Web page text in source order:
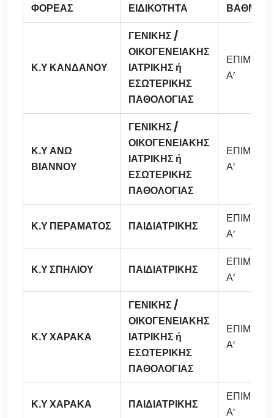
ΦΟΡΕΑΣ ΕΙΔΙΚΟΤΗΤΑ ΒΑΘΜΟΣ
Κ.Υ ΚΑΝΔΑΝΟΥ
ΓΕΝΙΚΗΣ /
ΟΙΚΟΓΕΝΕΙΑΚΗΣ
ΙΑΤΡΙΚΗΣ ή
ΕΣΩΤΕΡΙΚΗΣ
ΠΑΘΟΛΟΓΙΑΣ
Α’
Κ.Υ ΑΝΩ
ΒΙΑΝΝΟΥ
ΓΕΝΙΚΗΣ /
ΟΙΚΟΓΕΝΕΙΑΚΗΣ
ΙΑΤΡΙΚΗΣ ή
ΕΣΩΤΕΡΙΚΗΣ
ΠΑΘΟΛΟΓΙΑΣ
Α’
Κ.Υ ΠΕΡΑΜΑΤΟΣ ΠΑΙΔΙΑΤΡΙΚΗΣ
Α’
Κ.Υ ΣΠΗΛΙΟΥ ΠΑΙΔΙΑΤΡΙΚΗΣ
Α’
Κ.Υ ΧΑΡΑΚΑ
ΓΕΝΙΚΗΣ /
ΟΙΚΟΓΕΝΕΙΑΚΗΣ
ΙΑΤΡΙΚΗΣ ή
ΕΣΩΤΕΡΙΚΗΣ
ΠΑΘΟΛΟΓΙΑΣ
Α’
Κ.Υ ΧΑΡΑΚΑ ΠΑΙΔΙΑΤΡΙΚΗΣ
Α’